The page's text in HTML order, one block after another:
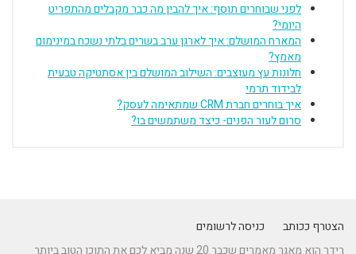
לפני שבוחרים תוסף: איך להבין מה כבר מקבלים מהתפריט
היומי?
המארח המושלם: איך לארגן ערב בשרים בלתי נשכח במינימום
מאמץ?
חלונות עץ מעוצבים: השילוב המושלם בין אסתטיקה טבעית
לבידוד תרמי
איך בוחרים חברת CRM שמתאימה לעסק?
סרום לעור הפנים- כיצד משתמשים בו?
הצטרף ככותב
כניסה לרשומים